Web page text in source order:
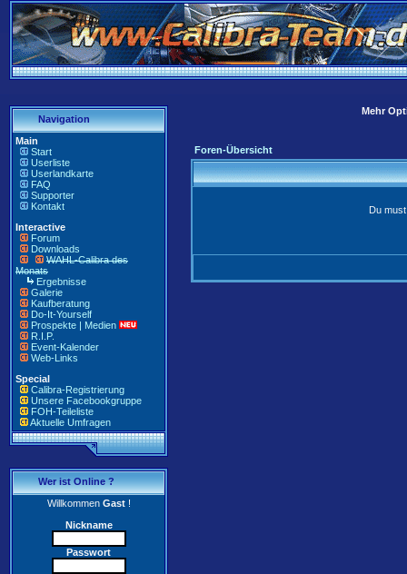
Navigation
Main
Start
Userliste
Userlandkarte
FAQ
Supporter
Kontakt
Interactive
Forum
Downloads
WAHL-Calibra des
Monats
Ergebnisse
Galerie
Kaufberatung
Do-It-Yourself
Prospekte | Medien
R.I.P.
Event-Kalender
Web-Links
Special
Calibra-Registrierung
Unsere Facebookgruppe
FOH-Teileliste
Aktuelle Umfragen
Wer ist Online ?
WillkommenGast!
Nickname
Passwort
Mehr
Foren-Übersicht
Du